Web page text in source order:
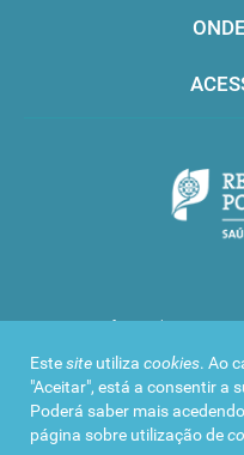
Estesite utiliza cookies. Ao
"Aceitar", está a consentir a
Poderá saber mais
página sobre utilização de
Infarmed © 2016.